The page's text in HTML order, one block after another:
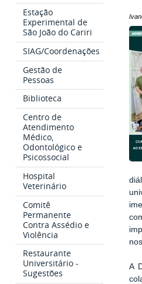
Estação
Experimental de
São João do Cariri
SIAG/Coordenações
Gestão de
Pessoas
Biblioteca
Centro de
Atendimento
Médico,
Odontológico e
Psicossocial
Hospital
Veterinário
Comitê
Permanente
Contra Assédio e
Violência
Restaurante
Universitário -
Sugestões
A